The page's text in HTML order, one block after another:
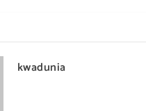
kwadunia